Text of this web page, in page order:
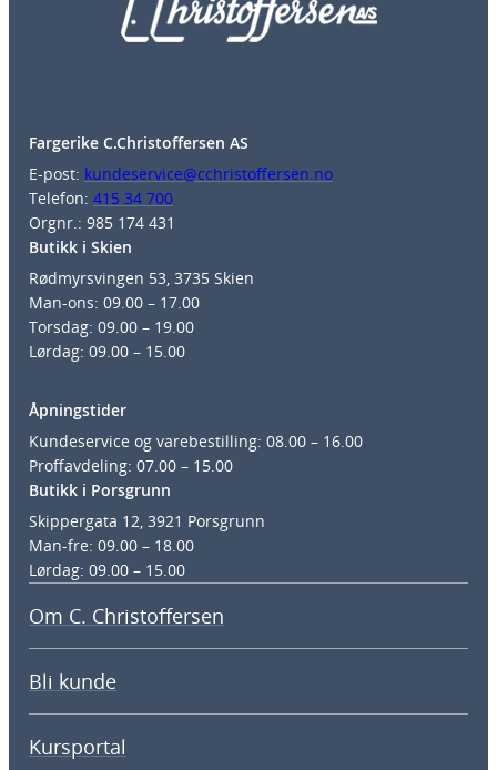
Fargerike C.Christoffersen AS
E-post: kundeservice@cchristoffersen.no
Telefon: 415 34 700
Orgnr.: 985 174 431
Butikk i Skien
Rødmyrsvingen 53, 3735 Skien
Man-ons: 09.00 – 17.00
Torsdag: 09.00 – 19.00
Lørdag: 09.00 – 15.00
Åpningstider
Kundeservice og varebestilling: 08.00 – 16.00
Proffavdeling: 07.00 – 15.00
Butikk i Porsgrunn
Skippergata 12, 3921 Porsgrunn
Man-fre: 09.00 – 18.00
Lørdag: 09.00 – 15.00
Om C. Christoffersen
Bli kunde
Kursportal